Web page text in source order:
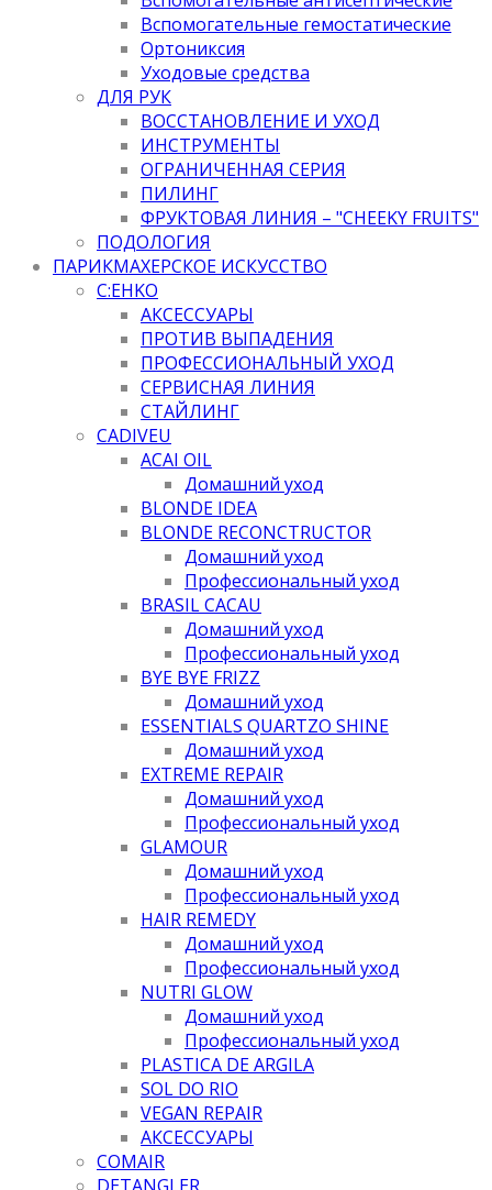
Вспомогательные гемостатические
Ортониксия
Уходовые средства
ДЛЯ РУК
ВОССТАНОВЛЕНИЕ И УХОД
ИНСТРУМЕНТЫ
ОГРАНИЧЕННАЯ СЕРИЯ
ПИЛИНГ
ФРУКТОВАЯ ЛИНИЯ – "CHEEKY FRUITS"
ПОДОЛОГИЯ
ПАРИКМАХЕРСКОЕ ИСКУССТВО
C:EHKO
АКСЕССУАРЫ
ПРОТИВ ВЫПАДЕНИЯ
ПРОФЕССИОНАЛЬНЫЙ УХОД
СЕРВИСНАЯ ЛИНИЯ
СТАЙЛИНГ
CADIVEU
ACAI OIL
Домашний уход
BLONDE IDEA
BLONDE RECONCTRUCTOR
Домашний уход
Профессиональный уход
BRASIL CACAU
Домашний уход
Профессиональный уход
BYE BYE FRIZZ
Домашний уход
ESSENTIALS QUARTZO SHINE
Домашний уход
EXTREME REPAIR
Домашний уход
Профессиональный уход
GLAMOUR
Домашний уход
Профессиональный уход
HAIR REMEDY
Домашний уход
Профессиональный уход
NUTRI GLOW
Домашний уход
Профессиональный уход
PLASTICA DE ARGILA
SOL DO RIO
VEGAN REPAIR
АКСЕССУАРЫ
COMAIR